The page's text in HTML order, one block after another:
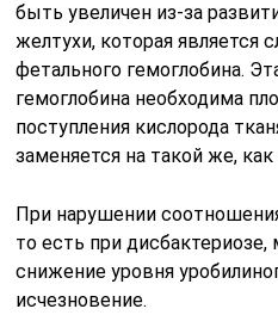
быть увеличен из-за
желтухи, которая является
фетального гемоглобина.
гемоглобина необходима
поступления кислорода
заменяется на такой же,
При нарушении
то есть при
снижение уровня
исчезновение.